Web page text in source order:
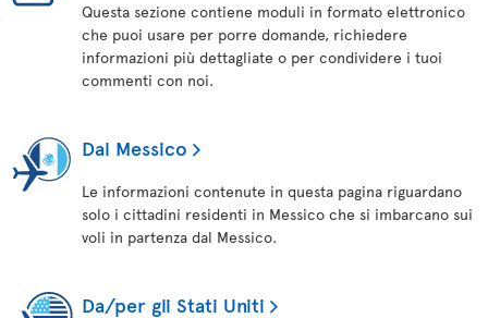
Questa sezione contiene moduli in formato elettronico
che puoi usare per porre domande, richiedere
informazioni più dettagliate o per condividere i tuoi
commenti con noi.
Dal Messico
Le informazioni contenute in questa pagina riguardano
solo i cittadini residenti in Messico che si imbarcano sui
voli in partenza dal Messico.
Da/per gli Stati Uniti